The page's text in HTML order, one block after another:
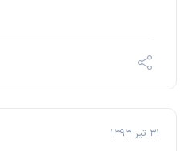
۳۱ تیر ۱۳۹۳